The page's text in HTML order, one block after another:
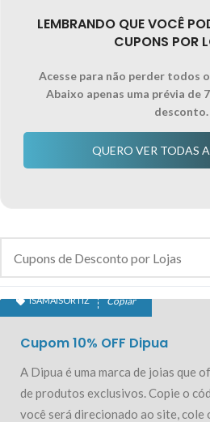
LEMBRANDO QUE VOCÊ
CUPONS POR
Acesse para não perder todos
Abaixo apenas uma prévia de
desconto.
QUERO VER TODAS
10% OFF EXCLUSIVO
ISAMAISORTIZ Copiar
Cupom 10% OFF Dipua
A Dipua é uma marca de joias que
de produtos exclusivos. Copie o
você será direcionado ao site,